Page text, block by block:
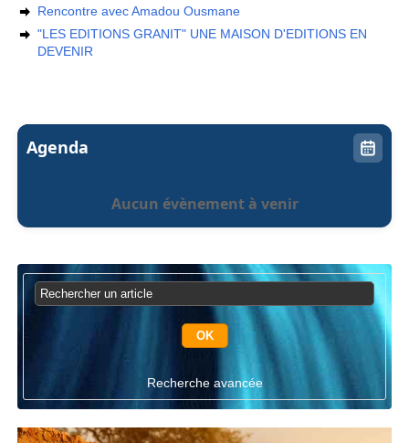
Rencontre avec Amadou Ousmane
"LES EDITIONS GRANIT" UNE MAISON D'EDITIONS EN
DEVENIR
Agenda
Aucun évènement à venir
Recherche avancée